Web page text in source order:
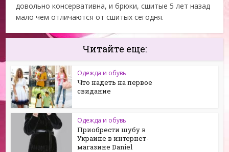
довольно консервативна, и брюки, сшитые 5 лет назад
мало чем отличаются от сшитых сегодня.
Читайте еще:
Одежда и обувь
Что надеть на первое
свидание
Одежда и обувь
Приобрести шубу в
Украине в интернет-
магазине Daniel